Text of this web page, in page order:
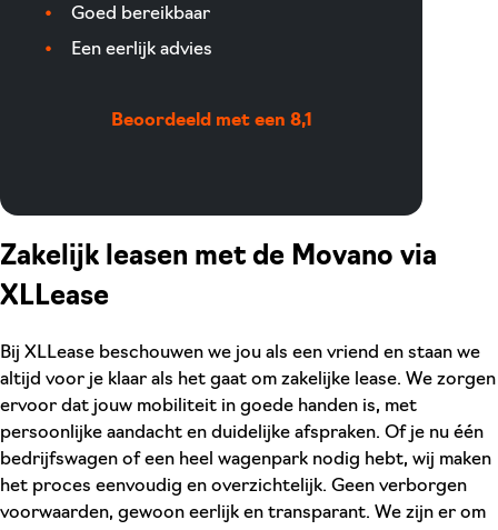
Zakelijk leasen met de Movano via
XLLease
Bij XLLease beschouwen we jou als een vriend en staan we
altijd voor je klaar als het gaat om zakelijke lease. We zorgen
ervoor dat jouw mobiliteit in goede handen is, met
persoonlijke aandacht en duidelijke afspraken. Of je nu één
bedrijfswagen of een heel wagenpark nodig hebt, wij maken
het proces eenvoudig en overzichtelijk. Geen verborgen
voorwaarden, gewoon eerlijk en transparant. We zijn er om
Goed bereikbaar
Een eerlijk advies
Beoordeeld met een 8,1